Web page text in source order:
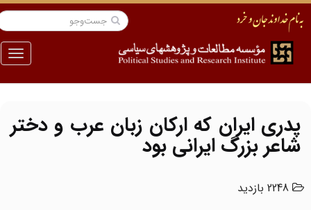
منو
پدری ایران که ارکان زبان عرب و دختر
شاعر بزرگ ایرانی بود
2248 بازدید